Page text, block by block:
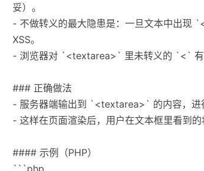
妥）。
- 不做转义的最大隐患是：一旦文本中出现
XSS。
- 浏览器对 `<textarea>` 里未转义的 `<` 有
### 正确做法
- 服务器端输出到 `<textarea>` 的内容，
- 这样在页面渲染后，用户在文本框里看到
#### 示例（PHP）
```php